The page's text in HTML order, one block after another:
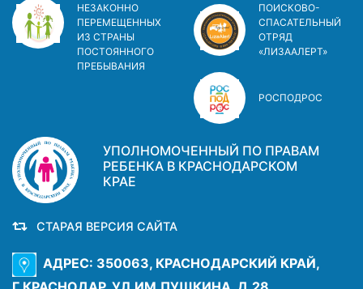
НЕЗАКОННО
ПЕРЕМЕЩЕННЫХ
ИЗ СТРАНЫ
ПОСТОЯННОГО
ПРЕБЫВАНИЯ
ПОИСКОВО-
СПАСАТЕЛЬНЫЙ
ОТРЯД
«ЛИЗААЛЕРТ»
РОСПОДРОС
УПОЛНОМОЧЕННЫЙ ПО ПРАВАМ
РЕБЕНКА В КРАСНОДАРСКОМ
КРАЕ
СТАРАЯ ВЕРСИЯ САЙТА
АДРЕС: 350063, КРАСНОДАРСКИЙ КРАЙ,